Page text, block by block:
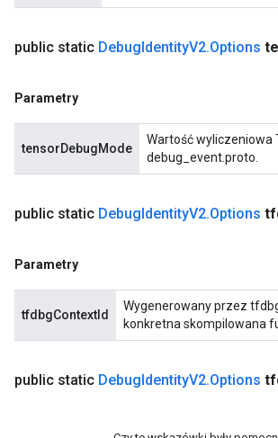
public static DebugIdentityV2.Options
Parametry
tensorDebugMode
Wartość wyliczeniowa
debug_event.proto.
public static DebugIdentityV2.Options
Parametry
tfdbgContextId
Wygenerowany przez
konkretna skompilowana
public static DebugIdentityV2.Options